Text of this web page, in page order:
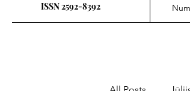
ISSN 2592-8392